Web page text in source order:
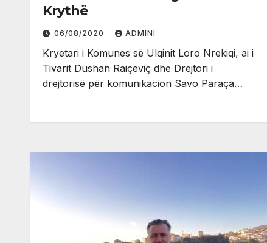
Krythë
06/08/2020 ADMINI
Kryetari i Komunes së Ulqinit Loro Nrekiqi, ai i
Tivarit Dushan Raiçeviç dhe Drejtori i
drejtorisë për komunikacion Savo Paraça…